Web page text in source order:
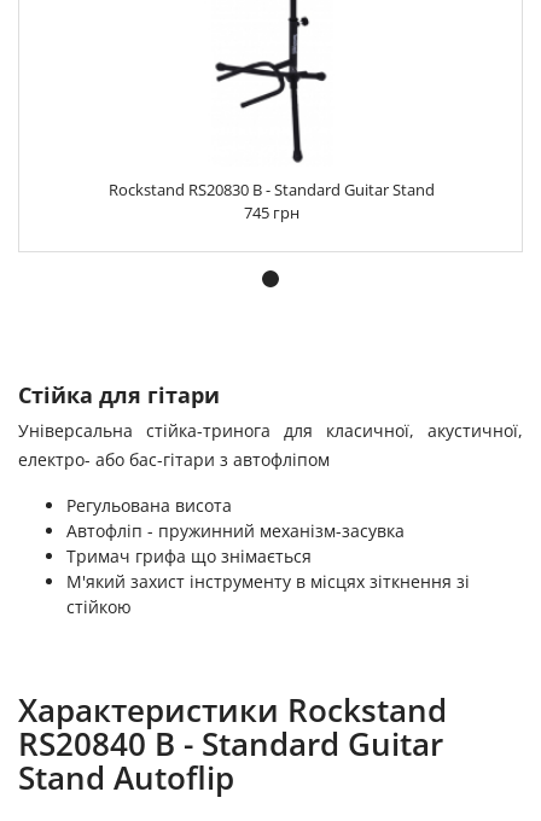
Rockstand RS20830 B - Standard Guitar Stand
745 грн
Стійка для гітари
Універсальна стійка-тринога для класичної, акустичної,
електро- або бас-гітари з автофліпом
Регульована висота
Автофліп - пружинний механізм-засувка
Тримач грифа що знімається
М'який захист інструменту в місцях зіткнення зі
стійкою
Характеристики Rockstand
RS20840 B - Standard Guitar
Stand Autoflip